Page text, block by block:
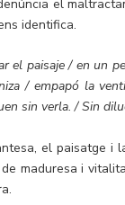
el
identifica.
el paisaje / en un
/ empapó la
sin verla. / Sin
el paisatge i
maduresa i